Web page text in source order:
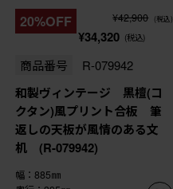
20%OFF ¥42,900 (税込)
¥34,320 (税込)
商品番号 R-079942
和製ヴィンテージ 黒檀(コ
クタン)風プリント合板 筆
返しの天板が風情のある文
机 (R-079942)
幅：885㎜